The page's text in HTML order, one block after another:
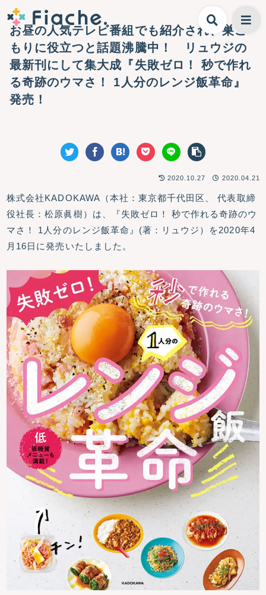
お昼の人気テレビ番組でも紹介され、巣ご
もりに役立つと話題沸騰中！ リュウジの
最新刊にして集大成『失敗ゼロ！ 秒で作れ
る奇跡のウマさ！ 1人分のレンジ飯革命』
発売！
2020.10.27 2020.04.21
株式会社KADOKAWA（本社：東京都千代田区、 代表取締
役社長：松原眞樹）は、『失敗ゼロ！ 秒で作れる奇跡のウ
マさ！ 1人分のレンジ飯革命』(著：リュウジ）を2020年4
月16日に発売いたしました。